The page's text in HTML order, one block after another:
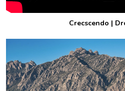
Crecscendo |